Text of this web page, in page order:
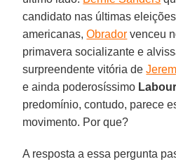
candidato nas últimas
americanas,Obrador venceu
primavera socializante e
surpreendente vitória de
e ainda poderosíssimo
predomínio, contudo, parece
movimento. Por que?
A resposta a essa pergunta